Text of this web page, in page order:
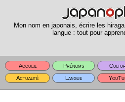
Mon nom en japonais, écrire les
langue : tout pour
Accueil Prénoms
Actualité
Langue